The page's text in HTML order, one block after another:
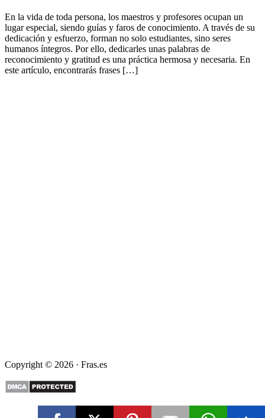
En la vida de toda persona, los maestros y profesores ocupan un
lugar especial, siendo guías y faros de conocimiento. A través de su
dedicación y esfuerzo, forman no solo estudiantes, sino seres
humanos íntegros. Por ello, dedicarles unas palabras de
reconocimiento y gratitud es una práctica hermosa y necesaria. En
este artículo, encontrarás frases […]
Copyright © 2026 · Fras.es